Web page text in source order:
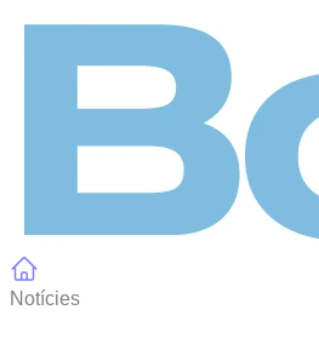
Notícies